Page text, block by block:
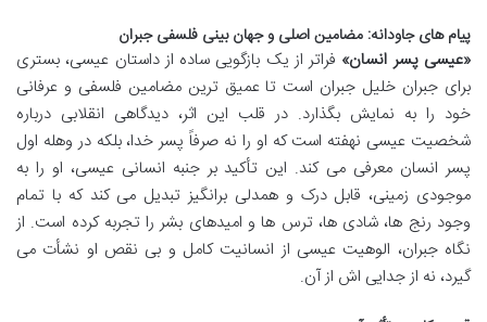
پیام های جاودانه: مضامین اصلی و جهان بینی فلسفی جبران
«عیسی پسر انسان» فراتر از یک بازگویی ساده از داستان عیسی، بستری
برای جبران خلیل جبران است تا عمیق ترین مضامین فلسفی و عرفانی
خود را به نمایش بگذارد. در قلب این اثر، دیدگاهی انقلابی درباره
شخصیت عیسی نهفته است که او را نه صرفاً پسر خدا، بلکه در وهله اول
پسر انسان معرفی می کند. این تأکید بر جنبه انسانی عیسی، او را به
موجودی زمینی، قابل درک و همدلی برانگیز تبدیل می کند که با تمام
وجود رنج ها، شادی ها، ترس ها و امیدهای بشر را تجربه کرده است. از
نگاه جبران، الوهیت عیسی از انسانیت کامل و بی نقص او نشأت می
گیرد، نه از جدایی اش از آن.